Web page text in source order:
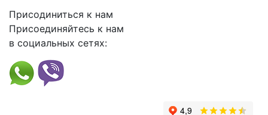
Присодиниться к нам
Присоединяйтесь к нам
в социальных сетях: